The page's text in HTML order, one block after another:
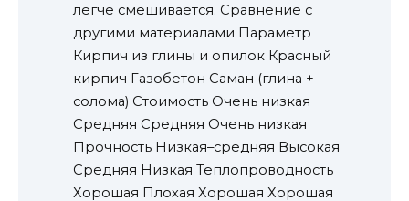
легче смешивается. Сравнение с
другими материалами Параметр
Кирпич из глины и опилок Красный
кирпич Газобетон Саман (глина +
солома) Стоимость Очень низкая
Средняя Средняя Очень низкая
Прочность Низкая–средняя Высокая
Средняя Низкая Теплопроводность
Хорошая Плохая Хорошая Хорошая